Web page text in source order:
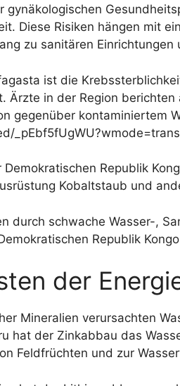
Diese Risiken hängen mit
zu sanitären
ist die
Ärzte in der Region
gegenüber kontaminiertem
Republik
Kobaltstaub und
durch schwache Wasser-,
Republik
der
Mineralien verursachten
hat der Zinkabbau das
Feldfrüchten und zur